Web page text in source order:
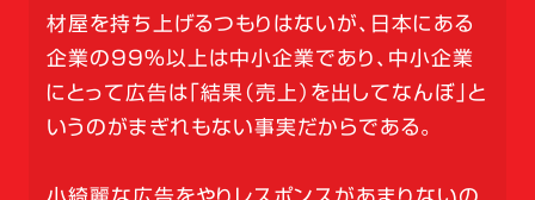
材屋を持ち上げるつもりはないが、日本にある
企業の99％以上は中小企業であり、中小企業
にとって広告は「結果（売上）を出してなんぼ」と
いうのがまぎれもない事実だからである。
小綺麗な広告をやりレスポンスがあまりないの